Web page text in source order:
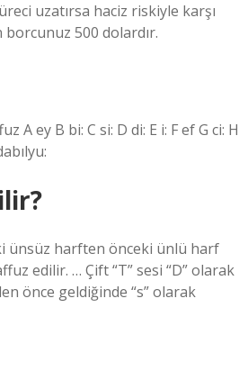
uzatırsa haciz riskiyle karşı
borcunuz 500 dolardır.
A ey B bi: C si: D di: E i: F ef G ci: H
ünsüz harften önceki ünlü harf
edilir. … Çift “T” sesi “D” olarak
önce geldiğinde “s” olarak